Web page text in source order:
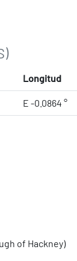
Longitud
E -0.0864 °
of Hackney)